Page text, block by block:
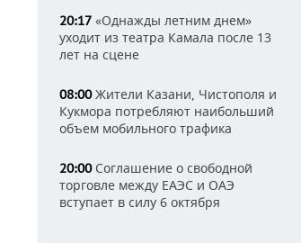
20:17 «Однажды летним днем»
уходит из театра Камала после 13
лет на сцене
08:00Жители Казани, Чистополя и
Кукмора потребляют наибольший
объем мобильного трафика
20:00Соглашение о свободной
торговле между ЕАЭС и ОАЭ
вступает в силу 6 октября